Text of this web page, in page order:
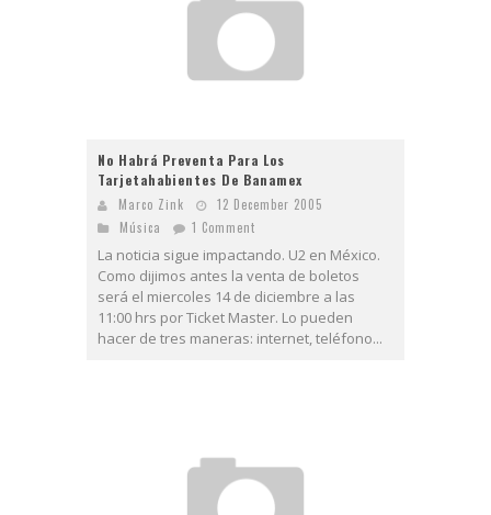
No Habrá Preventa Para Los
Tarjetahabientes De Banamex
Marco Zink
12 December 2005
Música
1 Comment
La noticia sigue impactando. U2 en México.
Como dijimos antes la venta de boletos
será el miercoles 14 de diciembre a las
11:00 hrs por Ticket Master. Lo pueden
hacer de tres maneras: internet, teléfono...